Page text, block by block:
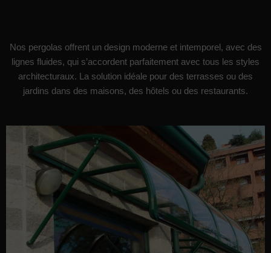
Nos pergolas offrent un design moderne et intemporel, avec des
lignes fluides, qui s’accordent parfaitement avec tous les styles
architecturaux. La solution idéale pour des terrasses ou des
jardins dans des maisons, des hôtels ou des restaurants.